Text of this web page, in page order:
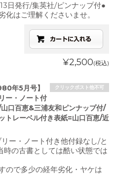
日発行/集英社/ピンナップ付●
はご理解くださいませ。
¥2,500(税込)
クリックポスト他不可
年5月号】
ー・ノート付
口百恵&三浦友和ピンナップ付/
トレーベル付き表紙=山口百恵/近
ー・ノート付き他付録なし/と
時の古書としては酷い状態では
ので多少の経年劣化・ヤケは